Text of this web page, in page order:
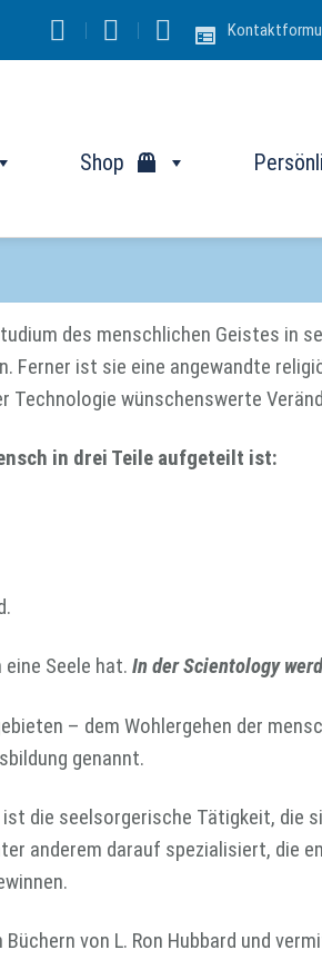
Shop
des menschlichen Geistes in
Ferner ist sie eine angewandte
wünschenswerte
in drei Teile aufgeteilt ist:
Seele hat. In der Scientology
– dem Wohlergehen der
genannt.
die seelsorgerische Tätigkeit, die
anderem darauf spezialisiert, die
von L. Ron Hubbard und